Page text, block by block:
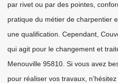
par rivet ou par des pointes,
pratique du métier de charpentier
une qualification. Cependant,
qui agit pour le changement et
Menouville 95810. Si vous avez
pour réaliser vos travaux,